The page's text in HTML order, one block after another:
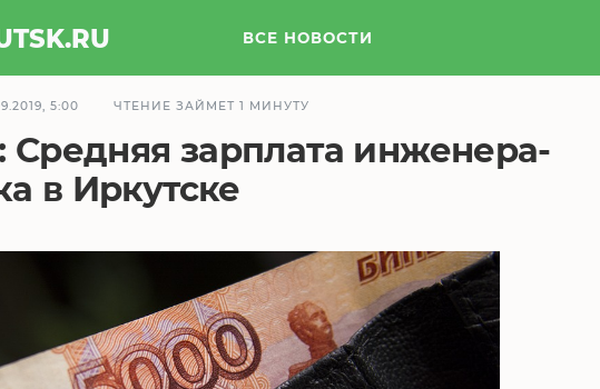
.RU ВСЕ НОВОСТИ
5:00 ЧТЕНИЕ ЗАЙМЕТ 1 МИНУТУ
Средняя зарплата инженера-
в Иркутске